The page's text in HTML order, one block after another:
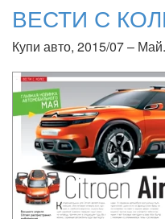
ВЕСТИ С
Купи авто, 2015/07 –